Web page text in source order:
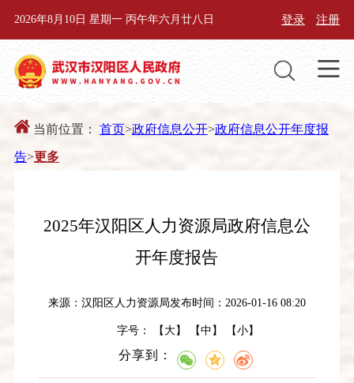
2026年8月10日 星期一 丙午年六月廿八日 登录 注册
当前位置： 首页>政府信息公开>政府信息公开年度报
告>更多
2025年汉阳区人力资源局政府信息公
开年度报告
来源：汉阳区人力资源局发布时间：2026-01-16 08:20
字号： 【 大】 【中 】 【小】
分享到：